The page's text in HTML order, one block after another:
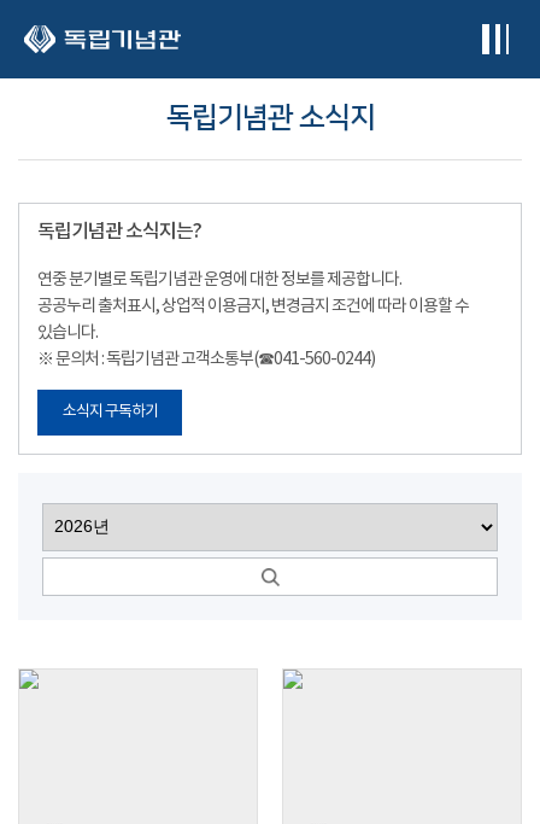
독립기념관 소식지
독립기념관 소식지는?
연중 분기별로 독립기념관 운영에 대한 정보를 제공합니다.
공공누리 출처표시, 상업적 이용금지, 변경금지 조건에 따라 이용할 수
있습니다.
※ 문의처 : 독립기념관 고객소통부(☎041-560-0244)
소식지 구독하기